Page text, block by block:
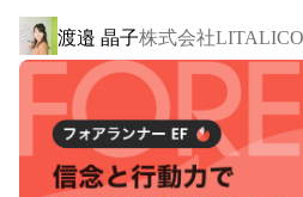
・LITALICOライフ　（ライフプラ
・LITALICO発達ナビ（発達障害ポ
＜障害のある方の働くをサポート＞
就職を目指す障害者の就労支援・
メディアサービスの運営を通して
えます。
渡邉 晶子株式会社